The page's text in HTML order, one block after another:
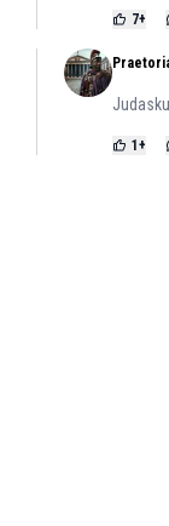
7+
1 +